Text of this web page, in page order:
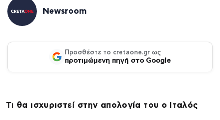
Newsroom
Προσθέστε το cretaone.gr ως
προτιμώμενη πηγή στο Google
Τι θα ισχυριστεί στην απολογία του ο Ιταλός